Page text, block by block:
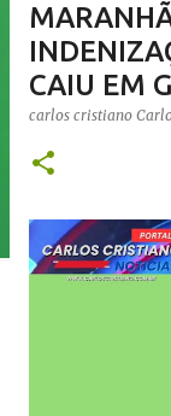
CAIU EM
carlos cristiano